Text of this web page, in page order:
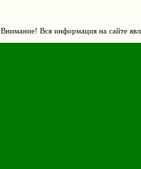
Внимание! Вся информация на сайте